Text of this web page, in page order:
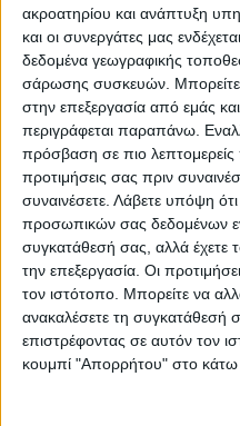
ακροατηρίου και ανάπτυξη
και οι συνεργάτες μας
δεδομένα γεωγραφικής
σάρωσης συσκευών. Μπορείτε
στην επεξεργασία από εμάς
περιγράφεται παραπάνω.
πρόσβαση σε πιο λεπτομερείς
προτιμήσεις σας πριν
συναινέσετε. Λάβετε υπόψη
προσωπικών σας δεδομένων
συγκατάθεσή σας, αλλά έχετε
την επεξεργασία. Οι
τον ιστότοπο. Μπορείτε να
ανακαλέσετε τη συγκατάθεσή
επιστρέφοντας σε αυτόν τον
κουμπί "Απορρήτου" στο κάτω